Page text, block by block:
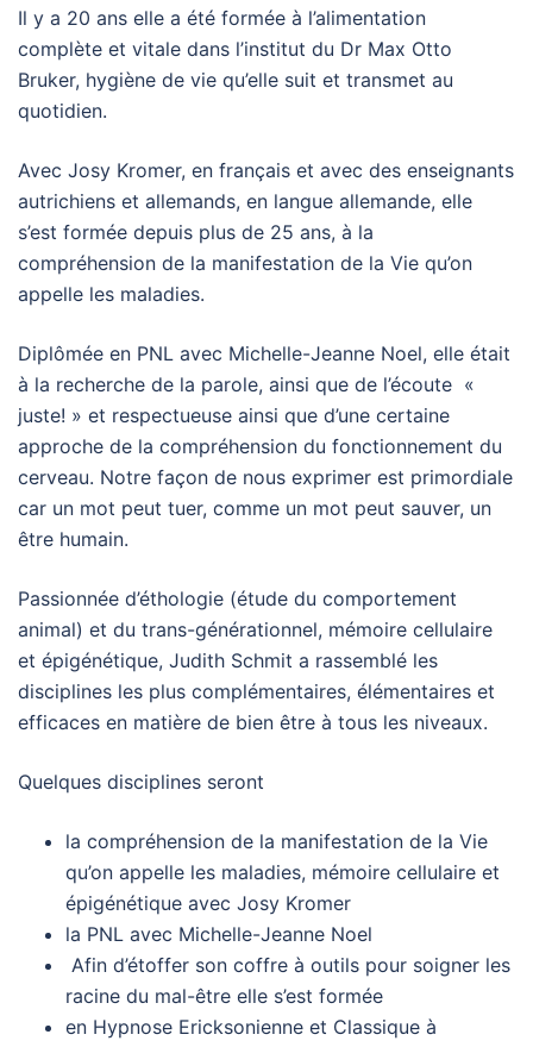
Il y a 20 ans elle a été formée à l’alimentation
complète et vitale dans l’institut du Dr Max Otto
Bruker, hygiène de vie qu’elle suit et transmet au
quotidien.
Avec Josy Kromer, en français et avec des enseignants
autrichiens et allemands, en langue allemande, elle
s’est formée depuis plus de 25 ans, à la
compréhension de la manifestation de la Vie qu’on
appelle les maladies.
Diplômée en PNL avec Michelle-Jeanne Noel, elle était
à la recherche de la parole, ainsi que de l’écoute «
juste! » et respectueuse ainsi que d’une certaine
approche de la compréhension du fonctionnement du
cerveau. Notre façon de nous exprimer est primordiale
car un mot peut tuer, comme un mot peut sauver, un
être humain.
Passionnée d’éthologie (étude du comportement
animal) et du trans-générationnel, mémoire cellulaire
et épigénétique, Judith Schmit a rassemblé les
disciplines les plus complémentaires, élémentaires et
efficaces en matière de bien être à tous les niveaux.
Quelques disciplines seront
la compréhension de la manifestation de la Vie
qu’on appelle les maladies, mémoire cellulaire et
épigénétique avec Josy Kromer
la PNL avec Michelle-Jeanne Noel
Afin d’étoffer son coffre à outils pour soigner les
racine du mal-être elle s’est formée
en Hypnose Ericksonienne et Classique à